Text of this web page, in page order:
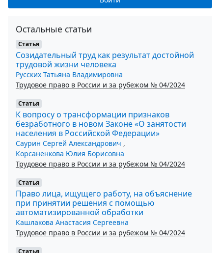
Остальные статьи
Статья
Созидательный труд как результат достойной
трудовой жизни человека
Русских Татьяна Владимировна
Трудовое право в России и за рубежом № 04/2024
Статья
К вопросу о трансформации признаков
безработного в новом Законе «О занятости
населения в Российской Федерации»
Саурин Сергей Александрович ,
Корсаненкова Юлия Борисовна
Трудовое право в России и за рубежом № 04/2024
Статья
Право лица, ищущего работу, на объяснение
при принятии решения с помощью
автоматизированной обработки
Кашлакова Анастасия Сергеевна
Трудовое право в России и за рубежом № 04/2024
Статья